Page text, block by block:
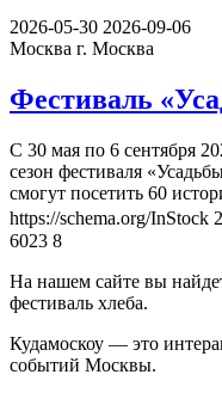
2026-05-30 2026-09-06
Москва г. Москва
Фестиваль
С 30 мая по 6 сентября
сезон фестиваля
смогут посетить 60
https://schema.org/InStock
6023 8
На нашем сайте вы
фестиваль хлеба.
Кудамоскоу — это
событий Москвы.